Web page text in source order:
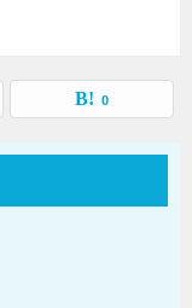
0